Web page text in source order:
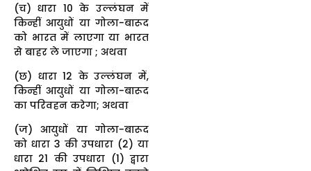
(च) धारा 10 के उल्लंघन में
किन्हीं आयुधों या गोला-बारूद
को भारत में लाएगा या भारत
से बाहर ले जाएगा ; अथवा
(छ) धारा 12 के उल्लंघन में,
किन्हीं आयुधों या गोला-बारूद
का परिवहन करेगा; अथवा
(ज) आयुधों या गोला-बारूद
को धारा 3 की उपधारा (2) या
धारा 21 की उपधारा (1) द्वारा